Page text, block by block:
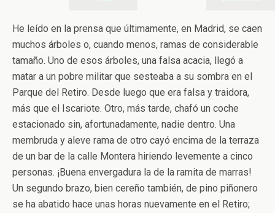
He leído en la prensa que últimamente, en Madrid, se caen
muchos árboles o, cuando menos, ramas de considerable
tamaño. Uno de esos árboles, una falsa acacia, llegó a
matar a un pobre militar que sesteaba a su sombra en el
Parque del Retiro. Desde luego que era falsa y traidora,
más que el Iscariote. Otro, más tarde, chafó un coche
estacionado sin, afortunadamente, nadie dentro. Una
membruda y aleve rama de otro cayó encima de la terraza
de un bar de la calle Montera hiriendo levemente a cinco
personas. ¡Buena envergadura la de la ramita de marras!
Un segundo brazo, bien cereño también, de pino piñonero
se ha abatido hace unas horas nuevamente en el Retiro;